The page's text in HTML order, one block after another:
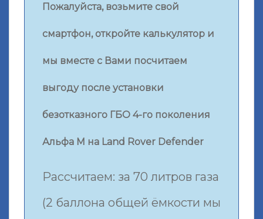
Пожалуйста, возьмите свой
смартфон, откройте калькулятор и
мы вместе с Вами посчитаем
выгоду после установки
безотказного ГБО 4-го поколения
Альфа М на Land Rover Defender
Рассчитаем: за 70 литров газа
(2 баллона общей ёмкости мы